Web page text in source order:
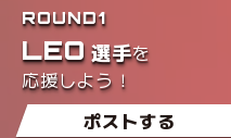
ROUND1
LEO 選手を
応援しよう！